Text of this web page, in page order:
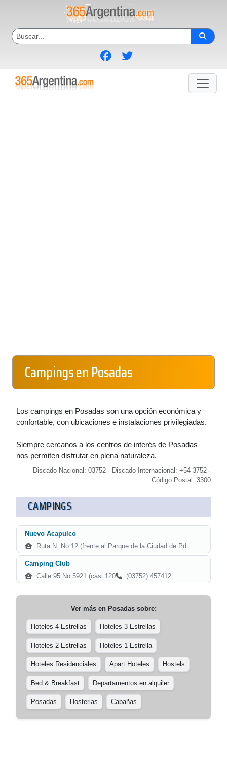
Campings en Posadas
Los campings en Posadas son una opción económica y
confortable, con ubicaciones e instalaciones privilegiadas.
Siempre cercanos a los centros de interés de Posadas
nos permiten disfrutar en plena naturaleza.
Discado Nacional: 03752 · Discado Internacional: +54 3752 ·
Código Postal: 3300
CAMPINGS
Nuevo Acapulco
Ruta N. No 12 (frente al Parque de la Ciudad de Pd
Camping Club
Calle 95 No 5921 (casi 120
(03752) 457412
Ver más en Posadassobre:
Hoteles 4 Estrellas Hoteles 3 Estrellas
Hoteles 2 Estrellas Hoteles 1 Estrella
Hoteles Residenciales Apart Hoteles Hostels
Bed & Breakfast Departamentos en alquiler
Posadas Hosterias Cabañas